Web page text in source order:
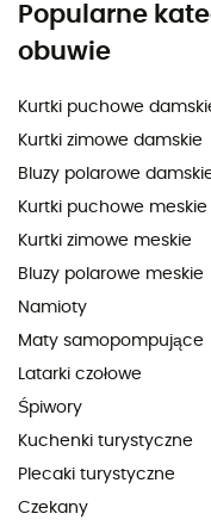
Popularne
obuwie
Kurtki puchowe
Kurtki zimowe damskie
Bluzy polarowe
Kurtki puchowe meskie
Kurtki zimowe meskie
Bluzy polarowe meskie
Namioty
Maty samopompujące
Latarki czołowe
Śpiwory
Kuchenki turystyczne
Plecaki turystyczne
Czekany